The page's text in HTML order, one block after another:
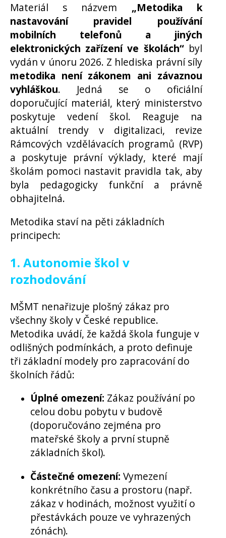
Materiál s názvem „Metodika k
nastavování pravidel používání
mobilních telefonů a jiných
elektronických zařízení ve školách“byl
vydán v únoru 2026. Z hlediska právní síly
metodika není zákonem ani závaznou
vyhláškou. Jedná se o oficiální
doporučující materiál, který ministerstvo
poskytuje vedení škol. Reaguje na
aktuální trendy v digitalizaci, revize
Rámcových vzdělávacích programů (RVP)
a poskytuje právní výklady, které mají
školám pomoci nastavit pravidla tak, aby
byla pedagogicky funkční a právně
obhajitelná.
Metodika staví na pěti základních
principech:
1. Autonomie škol v
rozhodování
MŠMT nenařizuje plošný zákaz pro
všechny školy v České republice.
Metodika uvádí, že každá škola funguje v
odlišných podmínkách, a proto definuje
tři základní modely pro zapracování do
školních řádů:
Úplné omezení: Zákaz používání po
celou dobu pobytu v budově
(doporučováno zejména pro
mateřské školy a první stupně
základních škol).
Částečné omezení: Vymezení
konkrétního času a prostoru (např.
zákaz v hodinách, možnost využití o
přestávkách pouze ve vyhrazených
zónách).